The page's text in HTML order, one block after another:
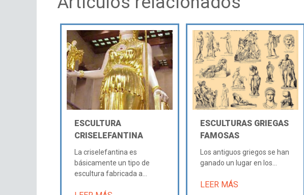
ESCULTURA
CRISELEFANTINA
La criselefantina es
básicamente un tipo de
escultura fabricada a...
ESCULTURAS GRIEGAS
FAMOSAS
Los antiguos griegos se han
ganado un lugar en los...
LEER MÁS